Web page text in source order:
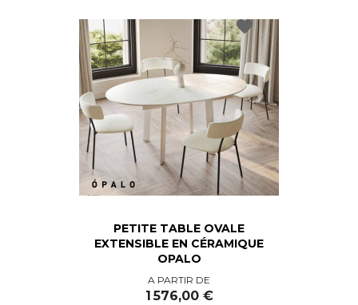
PETITE TABLE OVALE
EXTENSIBLE EN CÉRAMIQUE
OPALO
Prix
A PARTIR DE
1 576,00 €
favorite